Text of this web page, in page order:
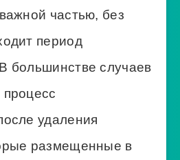
частью, без
период
большинстве случаев
процесс
удаления
размещенные в